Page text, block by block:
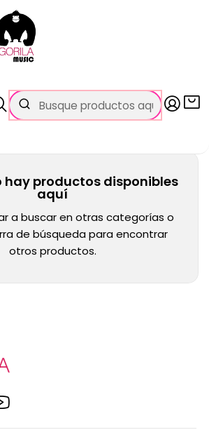
GRATIS
y $99.990 en Regiones
hay productos disponibles
aquí
a buscar en otras categorías o
de búsqueda para encontrar
otros productos.